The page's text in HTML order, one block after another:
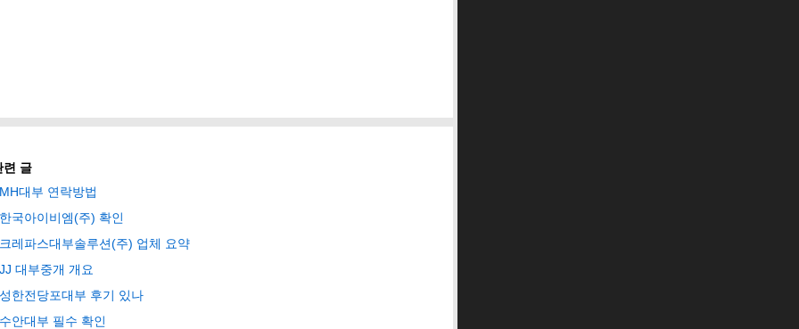
련 글
MH대부 연락방법
한국아이비엠(주) 확인
크레파스대부솔루션(주) 업체 요약
JJ 대부중개 개요
성한전당포대부 후기 있나
수안대부 필수 확인